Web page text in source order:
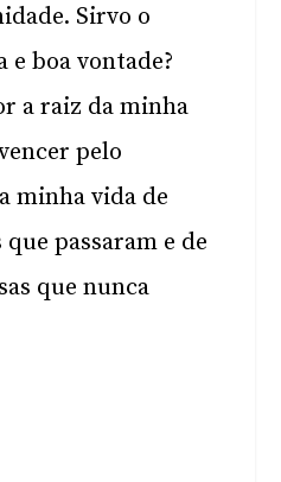
Sirvo o
e boa vontade?
a raiz da minha
pelo
minha vida de
que passaram e de
que nunca